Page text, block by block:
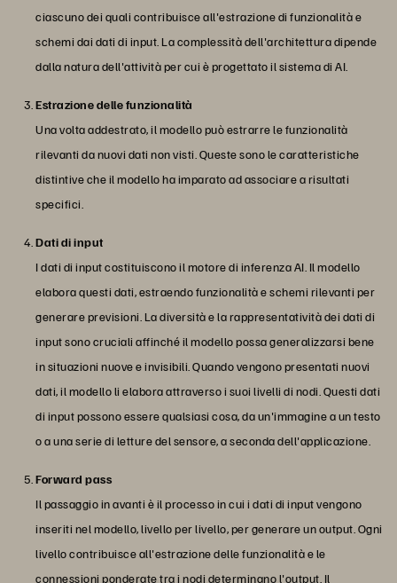
ciascuno dei quali contribuisce all'estrazione di funzionalità e
schemi dai dati di input. La complessità dell'architettura dipende
dalla natura dell'attività per cui è progettato il sistema di AI.
Estrazione delle funzionalità
Una volta addestrato, il modello può estrarre le funzionalità
rilevanti da nuovi dati non visti. Queste sono le caratteristiche
distintive che il modello ha imparato ad associare a risultati
specifici.
Dati di input
I dati di input costituiscono il motore di inferenza AI. Il modello
elabora questi dati, estraendo funzionalità e schemi rilevanti per
generare previsioni. La diversità e la rappresentatività dei dati di
input sono cruciali affinché il modello possa generalizzarsi bene
in situazioni nuove e invisibili. Quando vengono presentati nuovi
dati, il modello li elabora attraverso i suoi livelli di nodi. Questi dati
di input possono essere qualsiasi cosa, da un'immagine a un testo
o a una serie di letture del sensore, a seconda dell'applicazione.
Forward pass
Il passaggio in avanti è il processo in cui i dati di input vengono
inseriti nel modello, livello per livello, per generare un output. Ogni
livello contribuisce all'estrazione delle funzionalità e le
connessioni ponderate tra i nodi determinano l'output. Il